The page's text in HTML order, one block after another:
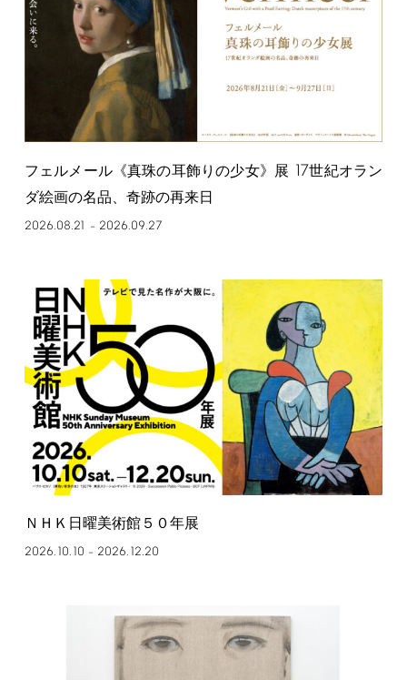
フェルメール《真珠の耳飾りの少女》展 17世紀オラン
ダ絵画の名品、奇跡の再来日
2026.08.21 – 2026.09.27
ＮＨＫ日曜美術館５０年展
2026.10.10 – 2026.12.20